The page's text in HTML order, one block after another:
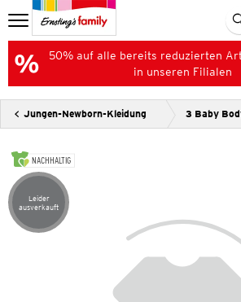
50% auf alle bereits reduzierten
in unseren Filialen
Jungen-Newborn-Kleidung 3 Baby
NACHHALTIG
Artikel leider ausverkauft
Leider
ausverkauft